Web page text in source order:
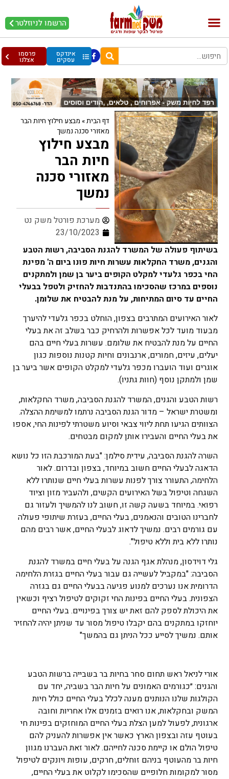
הרשמו לניוזלטר
אינדקס
עסקים
פרסמו
אצלנו
דף הבית» מבצע חילוץ חיות הבר
מאזורי סכנה נמשך
מבצע חילוץ
חיות הבר
מאזורי סכנה
נמשך
מערכת פורטל משק נט
23/10/2023
בשיתוף פעולה של המשרד להגנת הסביבה, רשות הטבע
והגנים, משרד החקלאות עשרות חיות פונו ביום ה' מפינת
החי בכפר גלעדי למקלט הקופים ביער בן שמן ולמתקנים
נוספים במרכז שהסכימו בהתנדבות להחזיק ולטפל בבעלי
החיים עד סיום המתיחות, על מנת להבטיח את שלומן.
לאור האירועים המתרבים בצפון, הוחלט בכפר גלעדי להיערך
מבעוד מועד לכל אפשרות ולהרחיק כבר בשלב זה את בעלי
החיים על מנת להבטיח את שלומם. עשרות בעלי חיים בהם
יעלים, עיזים, חמורים, ארנבונים וחיות קטנות נוספות כגון
אוגרים ועוד הועברו מכפר גלעדי למקלט הקופים אשר ביער בן
שמן ולמתקן נוסף (חוות גתניו).
רשות הטבע והגנים, המשרד להגנת הסביבה, משרד החקלאות,
ומשטרת ישראל – מדור הגנת הסביבה נרתמו למשימת ההצלה.
הצוותים הגיעו תחת ליווי צבאי וסיוע משטרתי לפינות החי, אספו
את בעלי החיים והעבירו אותן למקום מבטחים.
השרה להגנת הסביבה, עידית סילמן: "בעת המורכבת הזו כל נושא
הדאגה לבעלי החיים חשוב במיוחד, בצפון ובדרום. לאור
הלחימה, התעורר צורך לפנות עשרות בעלי חיים שנותרו ללא
השגחה וטיפול בשל האירועים הקשים, ולהעביר מזון וציוד
רפואי. במיוחד בשעה קשה זו, חשוב לנו להמשיך ולעזור גם
לחברינו הטובים והנאמנים, בעלי החיים, בעזרת שיתופי פעולה
עם גורמים רבים. נמשיך לדאוג לבעלי החיים, אשר רבים מהם
נותרו ללא בית וללא טיפול".
גלי דוידסון, מנהלת אגף הגנה על בעלי חיים במשרד להגנת
הסביבה: "במקביל לעשייה גם עבור בעלי החיים בגזרת הלחימה
הדרומית אנו נערכים למנוע פגיעה בבעלי החיים גם בגזרה
הצפונית. בעלי החיים בפינות החי זקוקים לטיפול רציף וכשאין
את היכולת לספק להם זאת יש צורך בפינויים. בעלי החיים
יוחזקו במתקנים בהם יקבלו טיפול מסור עד שניתן יהיה להחזיר
אותם. נמשיך לסייע ככל הניתן גם בהמשך"
אורי לניאל ראש תחום סחר בחיות בר בשבייה ברשות הטבע
והגנים: ״כגורמים האמונים על חיות הבר בשביה, יחד עם
הקולגות שלנו הנותנים מענה לכלל בעלי החיים כולל חיות
המשק ובחקלאות, אנו רואים בזמנים אלו אחריות וחובה
ארגונית, לפעול למען הצלת בעלי החיים המוחזקים בפינות חי
בעוטף עזה ובצפון הארץ כאשר אין אפשרות להעניק להם
טיפול הולם או קיימת סכנה לחייהם. לאור זאת העברנו מגוון
חיות בר מהעוטף בניהם זוחלים, חרקים, עופות ויונקים לטיפול
מסור למקומות חלופיים שהסכימו לקלוט את בעלי החיים,